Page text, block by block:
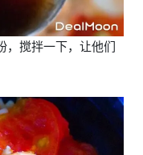
搅拌一下，让他们